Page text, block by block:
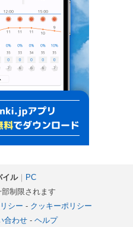
イル｜ PC
制限されます
シー - クッキーポリシー
合わせ- ヘルプ